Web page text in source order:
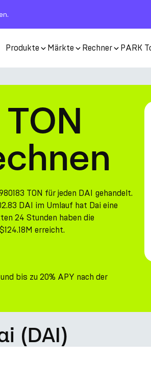
Produkte Märkte Rechner PARK
TON für jeden DAI gehandelt.
DAI im Umlauf hat Dai eine
24 Stunden haben die
erreicht.
bis zu 20% APY nach der
(DAI)